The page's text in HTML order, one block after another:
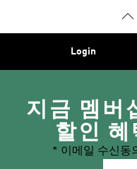
Login
지금 멤버
할인
* 이메일 수신동